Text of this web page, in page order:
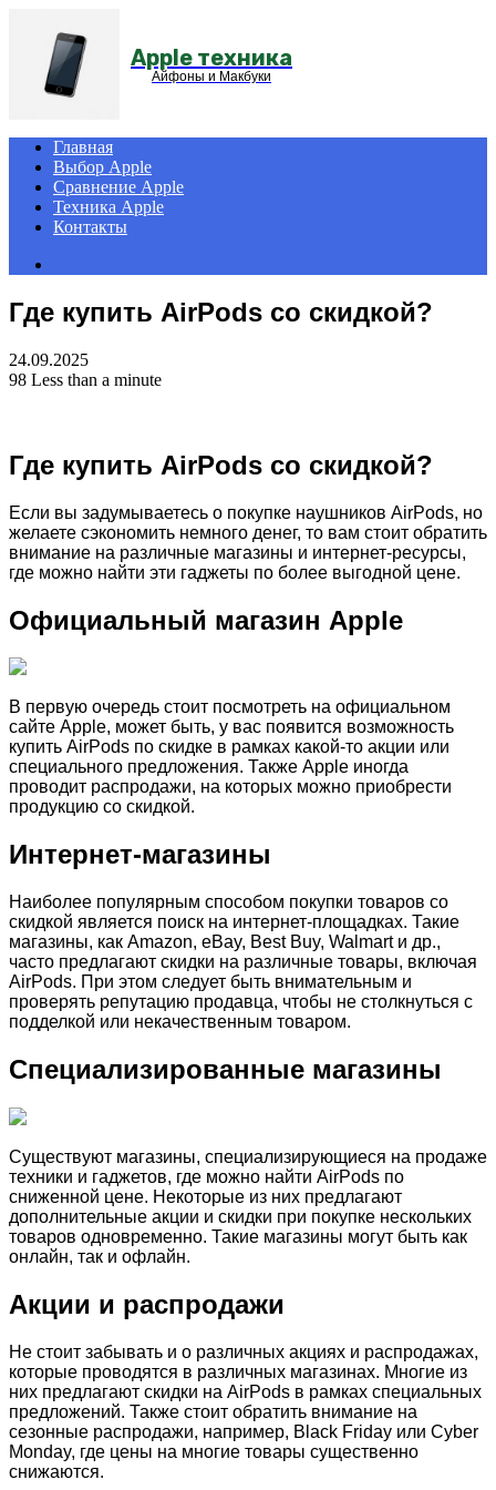
Apple техника
Айфоны и Макбуки
Главная
Выбор Apple
Сравнение Apple
Техника Apple
Контакты
Где купить AirPods со скидкой?
24.09.2025
98 Less than a minute
Где купить AirPods со скидкой?
Если вы задумываетесь о покупке наушников AirPods, но
желаете сэкономить немного денег, то вам стоит обратить
внимание на различные магазины и интернет-ресурсы,
где можно найти эти гаджеты по более выгодной цене.
Официальный магазин Apple
В первую очередь стоит посмотреть на официальном
сайте Apple, может быть, у вас появится возможность
купить AirPods по скидке в рамках какой-то акции или
специального предложения. Также Apple иногда
проводит распродажи, на которых можно приобрести
продукцию со скидкой.
Интернет-магазины
Наиболее популярным способом покупки товаров со
скидкой является поиск на интернет-площадках. Такие
магазины, как Amazon, eBay, Best Buy, Walmart и др.,
часто предлагают скидки на различные товары, включая
AirPods. При этом следует быть внимательным и
проверять репутацию продавца, чтобы не столкнуться с
подделкой или некачественным товаром.
Специализированные магазины
Существуют магазины, специализирующиеся на продаже
техники и гаджетов, где можно найти AirPods по
сниженной цене. Некоторые из них предлагают
дополнительные акции и скидки при покупке нескольких
товаров одновременно. Такие магазины могут быть как
онлайн, так и офлайн.
Акции и распродажи
Не стоит забывать и о различных акциях и распродажах,
которые проводятся в различных магазинах. Многие из
них предлагают скидки на AirPods в рамках специальных
предложений. Также стоит обратить внимание на
сезонные распродажи, например, Black Friday или Cyber
Monday, где цены на многие товары существенно
снижаются.